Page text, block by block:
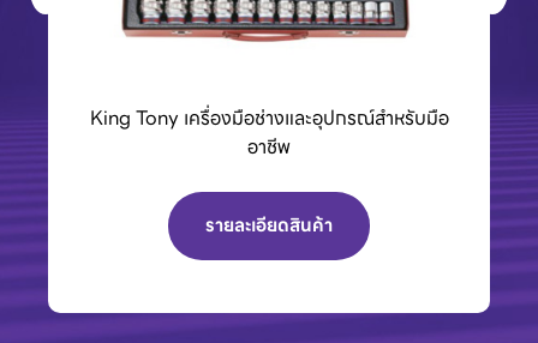
BCC01 กล่องชาร์จแบตเตอรี่ 40Vmax XGT
รายละเอียดสินค้า